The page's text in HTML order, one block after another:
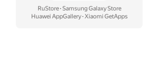
RuStore· Samsung Galaxy Store
Huawei AppGallery· Xiaomi GetApps